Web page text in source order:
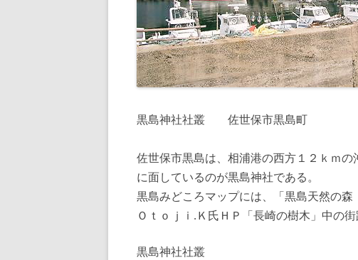
黒島神社社叢 佐世保市黒島町
佐世保市黒島は、相浦港の西方１２ｋｍ
に面しているのが黒島神社である。
黒島みどころマップには、「黒島天然の森
Ｏｔｏｊｉ.Ｋ氏ＨＰ「長崎の樹木」中の
黒島神社社叢